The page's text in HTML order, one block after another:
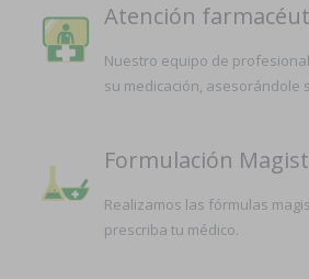
Atención
Nuestro equipo de
su medicación, asesorándole
Formulación
Realizamos las fórmulas
prescriba tu médico.